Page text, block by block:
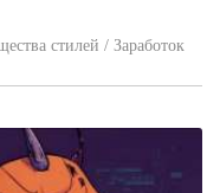
стилей / Заработок